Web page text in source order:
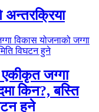
अन्तरक्रिया
एकीकृत जग्गा
किन?, बस्ति
हुने